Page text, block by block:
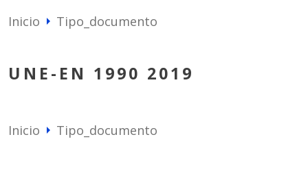
Inicio arrow_right Tipo_documento
UNE-EN 1990 2019
Inicio arrow_right Tipo_documento